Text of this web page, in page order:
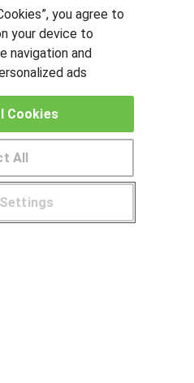
alguna duda? 900 264 357
you agree to
your device to
navigation and
ads
All
Cookies